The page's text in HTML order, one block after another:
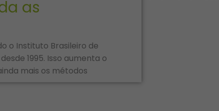
as
o Instituto Brasileiro de
1995. Isso aumenta o
mais os métodos